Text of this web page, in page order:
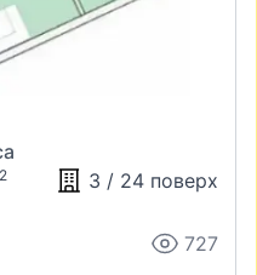
2 3 / 24 поверх
727